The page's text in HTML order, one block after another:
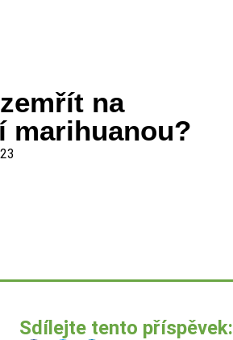
na
marihuanou?
Sdílejte tento příspěvek: